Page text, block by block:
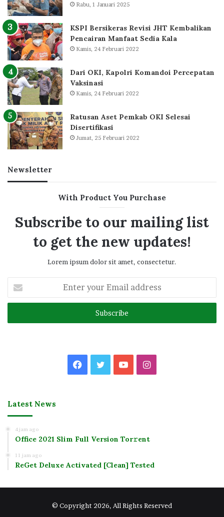
Rabu, 1 Januari 2025
KSPI Bersikeras Revisi JHT Kembalikan
Pencairan Manfaat Sedia Kala
Kamis, 24 Februari 2022
Dari OKI, Kapolri Komandoi Percepatan
Vaksinasi
Kamis, 24 Februari 2022
Ratusan Aset Pemkab OKI Selesai
Disertifikasi
Jumat, 25 Februari 2022
Newsletter
With Product You Purchase
Subscribe to our mailing list
to get the new updates!
Lorem ipsum dolor sit amet, consectetur.
your
Email
Facebook
TwitterYouTubeInstagram
Latest News
4 jam ago
Office 2021 Slim Full Version Tor𝚛ent
11 jam ago
ReGet Deluxe Activated [Clean] Tested
© Copyright 2026, All Rights Reserved